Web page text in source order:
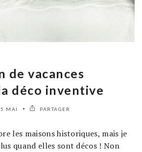
de vacances
déco inventive
MAI PARTAGER
les maisons historiques, mais je
quand elles sont décos ! Non